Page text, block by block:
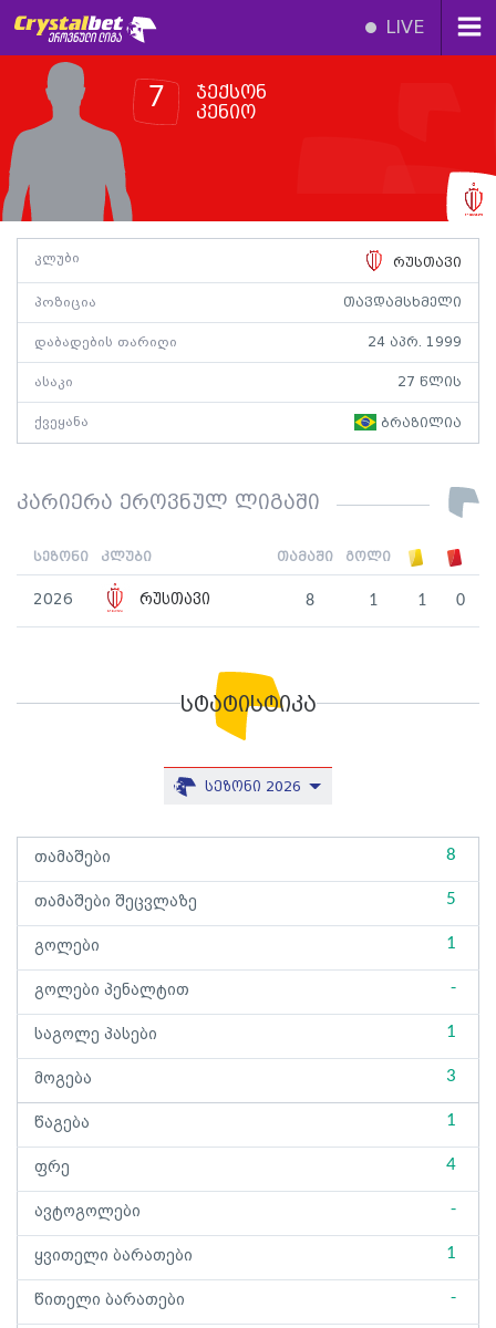
LIVE
7
ჯექსონ
კენიო
კლუბი რუსთავი
პოზიცია თავდამსხმელი
დაბადების თარიღი 24 აპრ. 1999
ასაკი 27 წლის
ქვეყანა ბრაზილია
კარიერა ეროვნულ ლიგაში
სეზონი კლუბი თამაში გოლი
2026 რუსთავი 8 1 1 0
სტატისტიკა
სეზონი 2026
თამაშები 8
თამაშები შეცვლაზე 5
გოლები 1
გოლები პენალტით -
საგოლე პასები 1
მოგება 3
წაგება 1
ფრე 4
ავტოგოლები -
ყვითელი ბარათები 1
წითელი ბარათები -